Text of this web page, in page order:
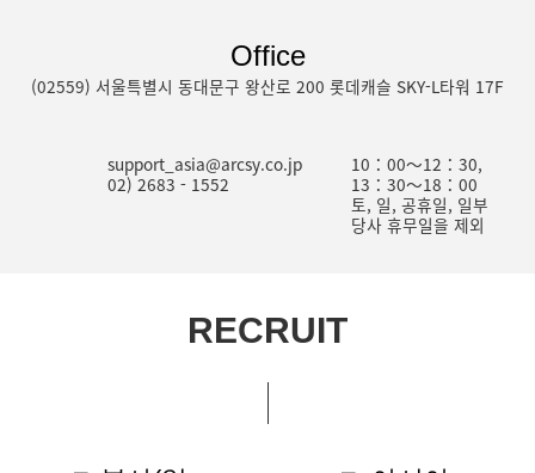
Office
(02559) 서울특별시 동대문구 왕산로 200 롯데캐슬 SKY-L타워 17F
support_asia@arcsy.co.jp
02) 2683 - 1552
10：00～12：30,
13：30～18：00
토, 일, 공휴일, 일부
당사 휴무일을 제외
RECRUIT